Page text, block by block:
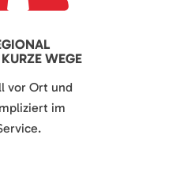
WEGE
vor Ort und
im